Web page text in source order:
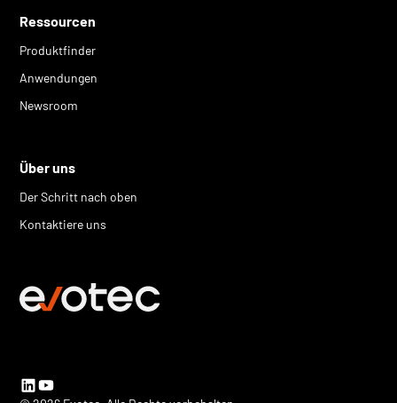
Ressourcen
Produktfinder
Anwendungen
Newsroom
Über uns
Der Schritt nach oben
Kontaktiere uns